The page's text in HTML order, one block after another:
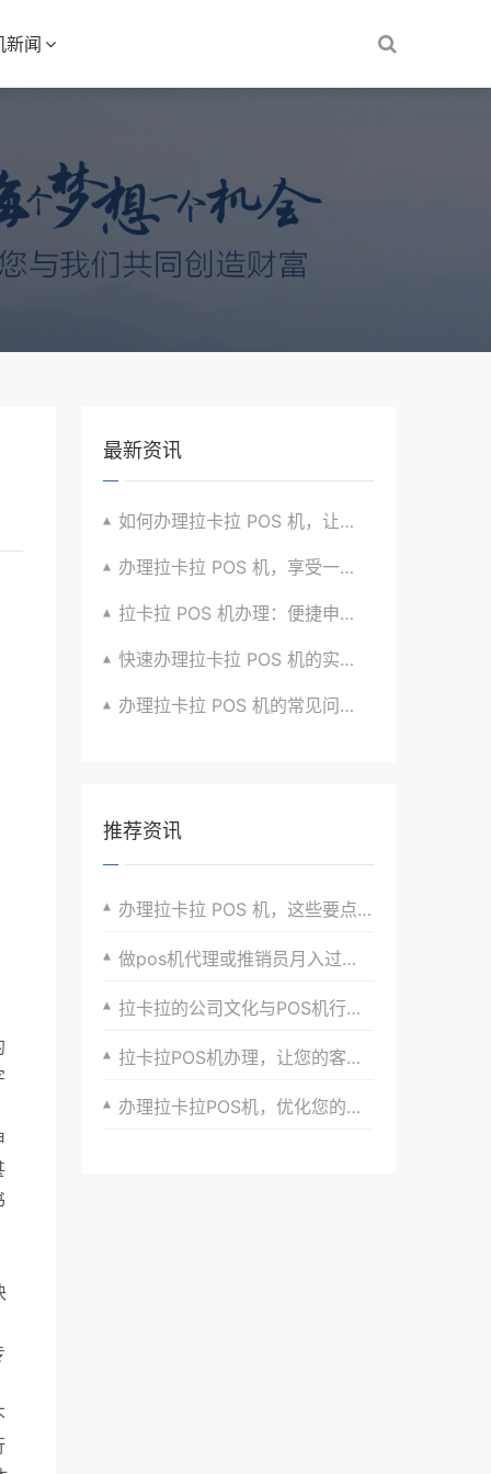
新闻
最新资讯
如何办理拉卡拉 POS 机，让收款更便捷？有技巧
办理拉卡拉 POS 机，享受一站式支付服务的秘密
拉卡拉 POS 机办理：便捷申请，快速安装使用啦
快速办理拉卡拉 POS 机的实用技巧分享超干货
办理拉卡拉 POS 机的常见问题及解决办法汇总
推荐资讯
办理拉卡拉 POS 机，这些要点要牢记
做pos机代理或推销员月入过万需要多久
拉卡拉的公司文化与POS机行业社会责任的践行路径
拉卡拉POS机办理，让您的客户满意度翻倍
办理拉卡拉POS机，优化您的收款流程